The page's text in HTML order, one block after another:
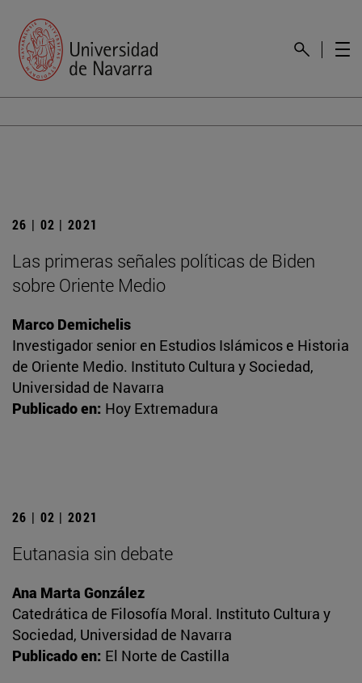
26 | 02 | 2021
Las primeras señales políticas de Biden
sobre Oriente Medio
Marco Demichelis
Investigador senior en Estudios Islámicos e Historia
de Oriente Medio. Instituto Cultura y Sociedad,
Universidad de Navarra
Publicado en: Hoy Extremadura
26 | 02 | 2021
Eutanasia sin debate
Ana Marta González
Catedrática de Filosofía Moral. Instituto Cultura y
Sociedad, Universidad de Navarra
Publicado en: El Norte de Castilla